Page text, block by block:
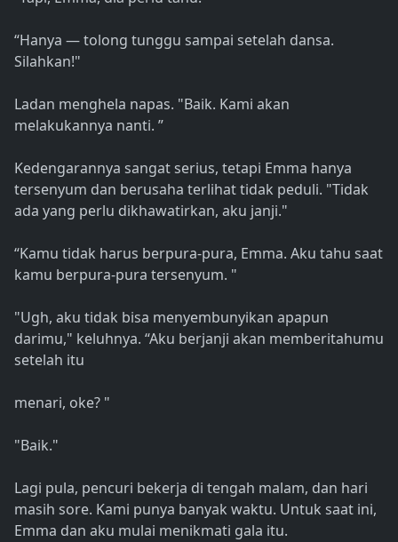
“Hanya — tolong tunggu sampai setelah dansa.
Silahkan!"
Ladan menghela napas. "Baik. Kami akan
melakukannya nanti. ”
Kedengarannya sangat serius, tetapi Emma hanya
tersenyum dan berusaha terlihat tidak peduli. "Tidak
ada yang perlu dikhawatirkan, aku janji."
“Kamu tidak harus berpura-pura, Emma. Aku tahu saat
kamu berpura-pura tersenyum. "
"Ugh, aku tidak bisa menyembunyikan apapun
darimu," keluhnya. “Aku berjanji akan memberitahumu
setelah itu
menari, oke? "
"Baik."
Lagi pula, pencuri bekerja di tengah malam, dan hari
masih sore. Kami punya banyak waktu. Untuk saat ini,
Emma dan aku mulai menikmati gala itu.